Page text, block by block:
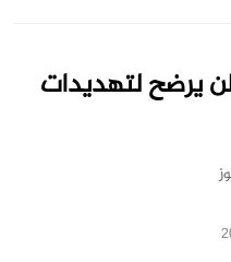
لن يرضح لتهديدات